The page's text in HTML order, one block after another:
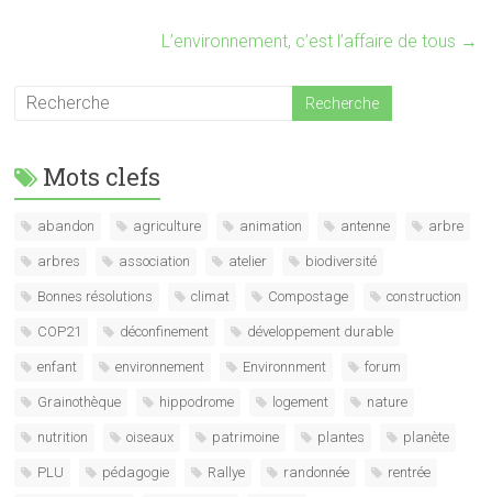
L’environnement, c’est l’affaire de tous →
Mots clefs
abandon agriculture animation antenne arbre
arbres association atelier biodiversité
Bonnes résolutions climat Compostage construction
COP21 déconfinement développement durable
enfant environnement Environnment forum
Grainothèque hippodrome logement nature
nutrition oiseaux patrimoine plantes planète
PLU pédagogie Rallye randonnée rentrée